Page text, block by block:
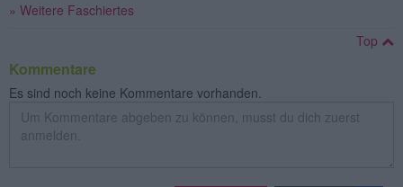
» Weitere Faschiertes
Top
Kommentare
Es sind noch keine Kommentare vorhanden.